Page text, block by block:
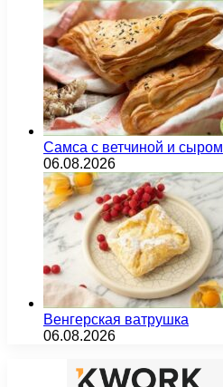
Самса с ветчиной и сыром
06.08.2026
Венгерская ватрушка
06.08.2026